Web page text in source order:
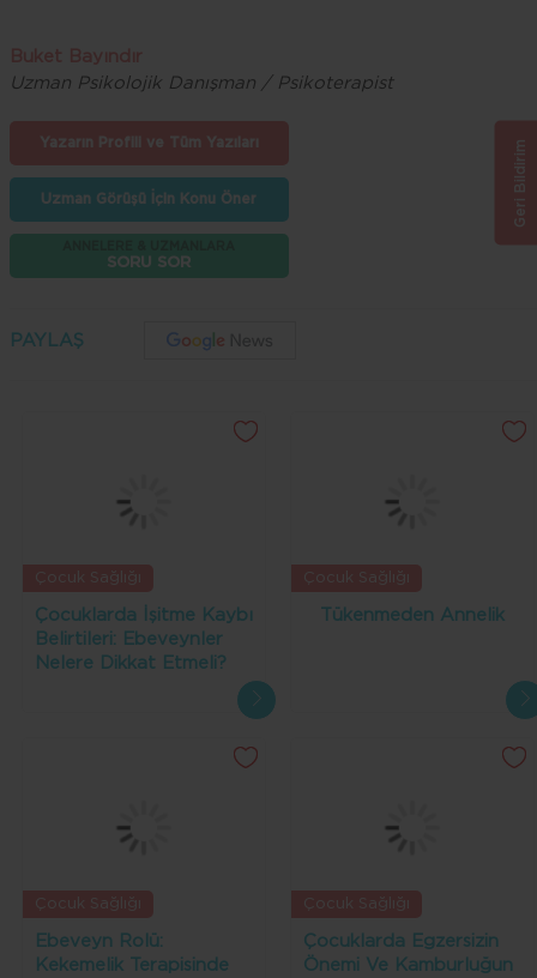
Uzman Psikolojik Danışman / Psikoterapist
Uzman Görüşü İçin Konu Öner
SORU SOR
PAYLAŞ
Çocuklarda İşitme Kaybı
Belirtileri: Ebeveynler
Nelere Dikkat Etmeli?
Tükenmeden Annelik
Ebeveyn Rolü:
Kekemelik Terapisinde
Çocuklarda Egzersizin
Önemi Ve Kamburluğun